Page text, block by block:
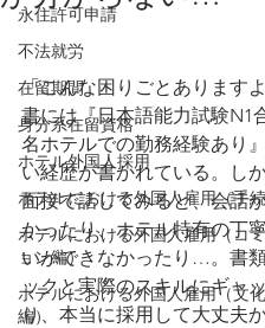
永住許可申請
不法就労
在留期間
身分系在留資格
ホテル外国人採用
ホテルにおける外国人雇用（手
ホテルにおける外国人雇用（コ
ョン編）
ホテルにおける外国人雇用（文
編）
「こんな困りごとあります
書には『日本語能力試験N1
名ホテルでの勤務経験あり
い経歴が書かれている。し
面接で話してみると、会話
かったり、ホテル特有の丁
いができなかったり…。書
ックと実際のスキルにギャ
り、本当に採用して大丈夫